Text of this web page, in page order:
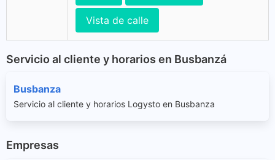
Vista de calle
Servicio al cliente y horarios en Busbanzá
Busbanza
Servicio al cliente y horarios Logysto en Busbanza
Empresas